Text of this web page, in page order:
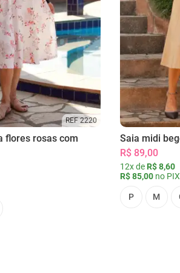
REF 2220
flores rosas com
Saia midi
R$ 89,00
12x de R$ 8,60
R$ 85,00no PIX
P M